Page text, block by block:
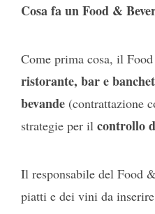
Cosa fa un Food &
Come prima cosa, il
ristorante, bar e
bevande(contrattazione
strategie per il controllo
Il responsabile del Food
piatti e dei vini da